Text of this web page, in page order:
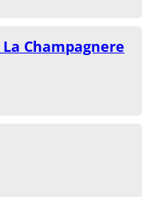
Champagnere